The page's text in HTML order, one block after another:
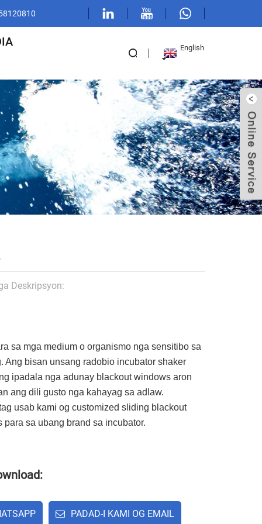
English
Deskripsyon:
sa mga medium o organismo nga sensitibo sa
Ang bisan unsang radobio incubator shaker
ipadala nga adunay blackout windows aron
ang dili gusto nga kahayag sa adlaw.
usab kami og customized sliding blackout
para sa ubang brand sa incubator.
PADAD-I KAMI OG EMAIL